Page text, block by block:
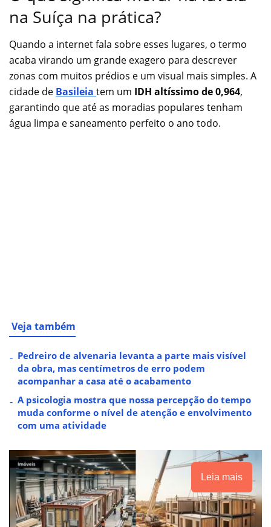
na Suíça na prática?
Quando a internet fala sobre esses lugares, o termo
acaba virando um grande exagero para descrever
zonas com muitos prédios e um visual mais simples. A
cidade de Basileia tem um IDH altíssimo de 0,964,
garantindo que até as moradias populares tenham
água limpa e saneamento perfeito o ano todo.
Veja também
Pedreiro de alvenaria levanta a parte mais visível
da obra, mas centímetros de erro podem
acompanhar a casa até o acabamento
A psicologia mostra que nossa percepção do tempo
muda conforme o nível de atenção e envolvimento
com uma atividade
Leia mais